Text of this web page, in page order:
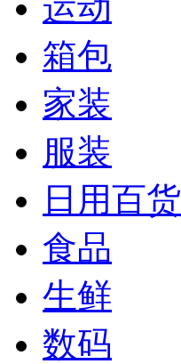
箱包
家装
服装
日用百货
食品
生鲜
数码